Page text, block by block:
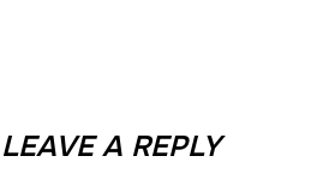
LEAVE A REPLY